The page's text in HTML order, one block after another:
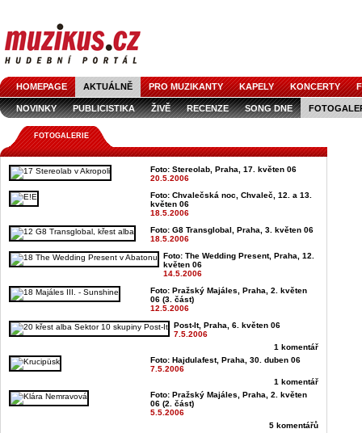
HOMEPAGE AKTUÁLNĚ PRO MUZIKANTY KAPELY KONCERTY
NOVINKY PUBLICISTIKA ŽIVĚ RECENZE SONG DNE
FOTOGALERIE
Foto: Stereolab, Praha, 17. květen 06
20.5.2006
Foto: Chvalečská noc, Chvaleč, 12. a 13.
květen 06
18.5.2006
Foto: G8 Transglobal, Praha, 3. květen 06
18.5.2006
Foto: The Wedding Present, Praha, 12.
květen 06
14.5.2006
Foto: Pražský Majáles, Praha, 2. květen
06 (3. část)
12.5.2006
Post-It, Praha, 6. květen 06
7.5.2006
1 komentář
Foto: Hajdulafest, Praha, 30. duben 06
7.5.2006
1 komentář
Foto: Pražský Majáles, Praha, 2. květen
06 (2. část)
5.5.2006
5 komentářů